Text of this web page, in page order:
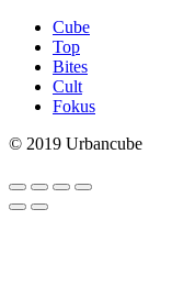
Cube
Top
Bites
Cult
Fokus
© 2019 Urbancube